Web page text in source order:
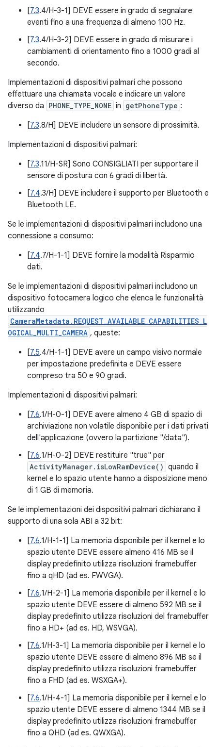
[7.3.4/H-3-1] DEVE essere in grado di segnalare
eventi fino a una frequenza di almeno 100 Hz.
[7.3.4/H-3-2] DEVE essere in grado di misurare i
cambiamenti di orientamento fino a 1000 gradi al
secondo.
Implementazioni di dispositivi palmari che possono
effettuare una chiamata vocale e indicare un valore
diverso da PHONE_TYPE_NONE in getPhoneType :
[7.3.8/H] DEVE includere un sensore di prossimità.
Implementazioni di dispositivi palmari:
[7.3.11/H-SR] Sono CONSIGLIATI per supportare il
sensore di postura con 6 gradi di libertà.
[7.4.3/H] DEVE includere il supporto per Bluetooth e
Bluetooth LE.
Se le implementazioni di dispositivi palmari includono una
connessione a consumo:
[7.4.7/H-1-1] DEVE fornire la modalità Risparmio
dati.
Se le implementazioni di dispositivi palmari includono un
dispositivo fotocamera logico che elenca le funzionalità
utilizzando
CameraMetadata.REQUEST_AVAILABLE_CAPABILITIES_L
OGICAL_MULTI_CAMERA , queste:
[7.5.4/H-1-1] DEVE avere un campo visivo normale
per impostazione predefinita e DEVE essere
compreso tra 50 e 90 gradi.
Implementazioni di dispositivi palmari:
[7.6.1/H-0-1] DEVE avere almeno 4 GB di spazio di
archiviazione non volatile disponibile per i dati privati
dell'applicazione (ovvero la partizione "/data").
[7.6.1/H-0-2] DEVE restituire "true" per
ActivityManager.isLowRamDevice() quando il
kernel e lo spazio utente hanno a disposizione meno
di 1 GB di memoria.
Se le implementazioni dei dispositivi palmari dichiarano il
supporto di una sola ABI a 32 bit:
[7.6.1/H-1-1] La memoria disponibile per il kernel e lo
spazio utente DEVE essere almeno 416 MB se il
display predefinito utilizza risoluzioni framebuffer
fino a qHD (ad es. FWVGA).
[7.6.1/H-2-1] La memoria disponibile per il kernel e lo
spazio utente DEVE essere di almeno 592 MB se il
display predefinito utilizza risoluzioni del framebuffer
fino a HD+ (ad es. HD, WSVGA).
[7.6.1/H-3-1] La memoria disponibile per il kernel e lo
spazio utente DEVE essere di almeno 896 MB se il
display predefinito utilizza risoluzioni framebuffer
fino a FHD (ad es. WSXGA+).
[7.6.1/H-4-1] La memoria disponibile per il kernel e lo
spazio utente DEVE essere di almeno 1344 MB se il
display predefinito utilizza risoluzioni framebuffer
fino a QHD (ad es. QWXGA).